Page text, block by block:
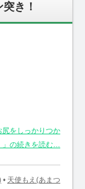
き！
尻をしっかりつか
」の続きを読む…
• 天使もえ(あまつ